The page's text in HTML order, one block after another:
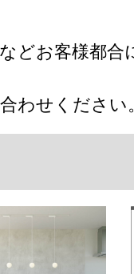
どお客様都合
わせください